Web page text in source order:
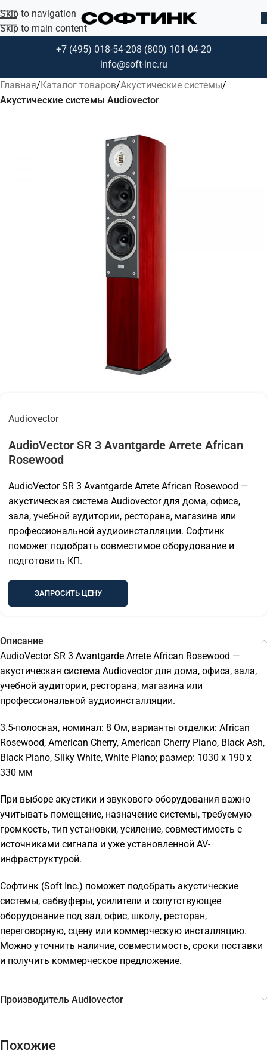
Skip to navigation
Skip to main content
+7 (495) 018-54-208 (800) 101-04-20
info@soft-inc.ru
Главная Каталог товаров Акустические системы
Акустические системы Audiovector
Audiovector
AudioVector SR 3 Avantgarde Arrete African
Rosewood
AudioVector SR 3 Avantgarde Arrete African Rosewood —
акустическая система Audiovector для дома, офиса,
зала, учебной аудитории, ресторана, магазина или
профессиональной аудиоинсталляции. Софтинк
поможет подобрать совместимое оборудование и
подготовить КП.
ЗАПРОСИТЬ ЦЕНУ
Описание
AudioVector SR 3 Avantgarde Arrete African Rosewood —
акустическая система Audiovector для дома, офиса, зала,
учебной аудитории, ресторана, магазина или
профессиональной аудиоинсталляции.
3.5-полосная, номинал: 8 Ом, варианты отделки: African
Rosewood, American Cherry, American Cherry Piano, Black Ash,
Black Piano, Silky White, White Piano; размер: 1030 x 190 x
330 мм
При выборе акустики и звукового оборудования важно
учитывать помещение, назначение системы, требуемую
громкость, тип установки, усиление, совместимость с
источниками сигнала и уже установленной AV-
инфраструктурой.
Софтинк (Soft Inc.) поможет подобрать акустические
системы, сабвуферы, усилители и сопутствующее
оборудование под зал, офис, школу, ресторан,
переговорную, сцену или коммерческую инсталляцию.
Можно уточнить наличие, совместимость, сроки поставки
и получить коммерческое предложение.
Производитель Audiovector
Похожие